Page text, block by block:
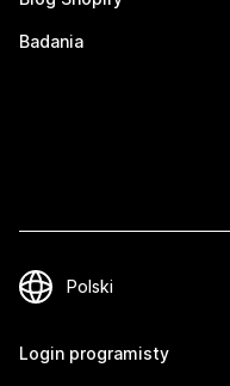
Badania
Login programisty